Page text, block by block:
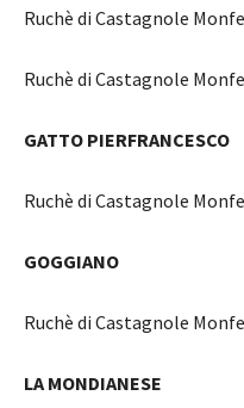
Ruchè di Castagnole
Ruchè di Castagnole
GATTO PIERFRANCESCO
Ruchè di Castagnole
GOGGIANO
Ruchè di Castagnole
LA MONDIANESE